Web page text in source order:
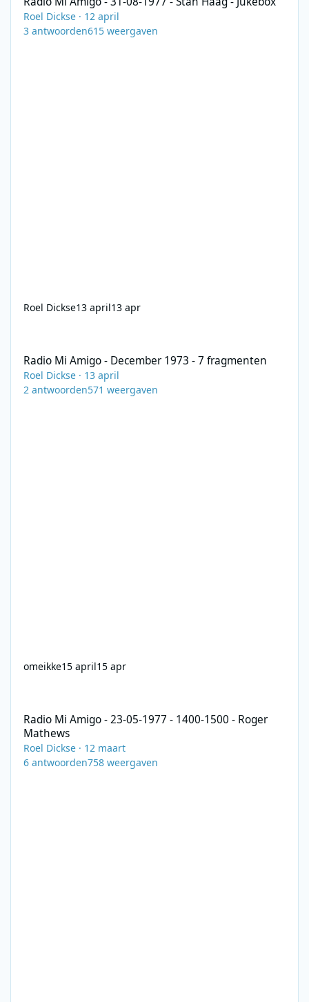
Roel Dickse · 12 april
3 antwoorden615 weergaven
Roel Dickse13 april13 apr
Radio Mi Amigo - December 1973 - 7 fragmenten
Roel Dickse · 13 april
2 antwoorden571 weergaven
omeikke15 april15 apr
Radio Mi Amigo - 23-05-1977 - 1400-1500 - Roger
Mathews
Roel Dickse · 12 maart
6 antwoorden758 weergaven